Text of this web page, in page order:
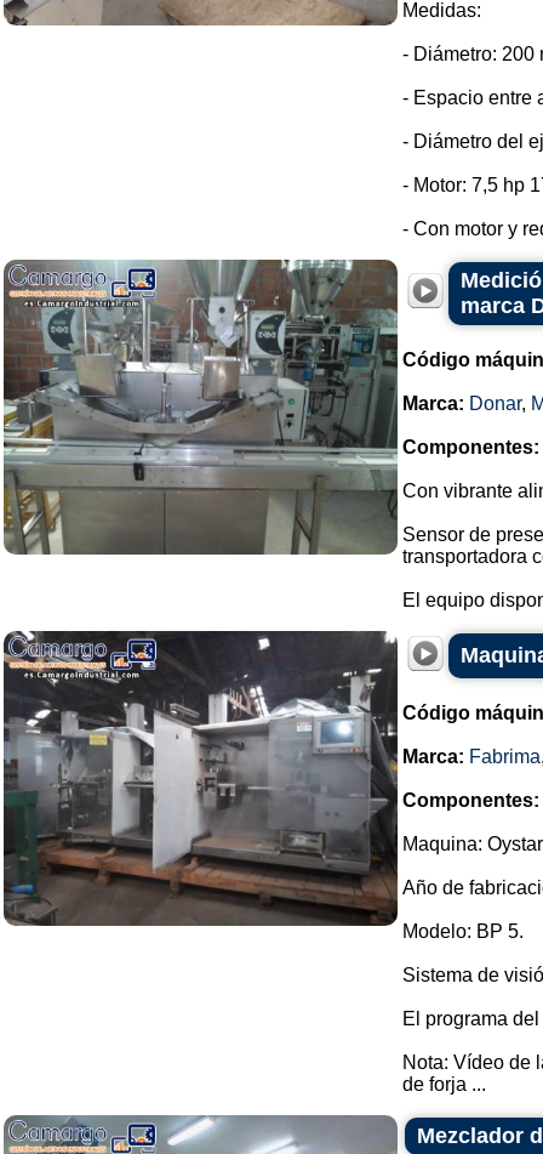
Medidas:
- Diámetro: 200
- Espacio entre
- Diámetro del
- Motor: 7,5 hp
- Con motor y
marca
Código
Marca: Donar,
Componentes:
Con vibrante
Sensor de
transportadora
El equipo
Código
Marca: Fabrima
Componentes:
Maquina:
Año de
Modelo: BP 5.
Sistema de
El programa
Nota: Vídeo de
de forja ...
Mezclador